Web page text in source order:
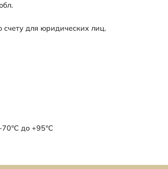
70°C до +95°C
для юридических лиц.